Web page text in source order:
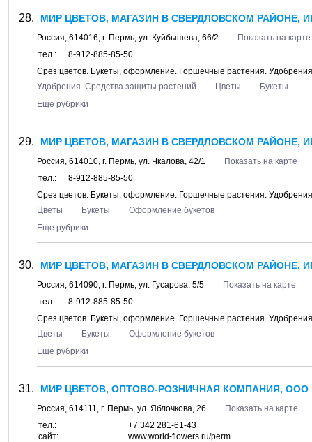
МИР ЦВЕТОВ, МАГАЗИН В СВЕРДЛОВСКОМ РАЙОНЕ,
Россия, 614016, г. Пермь, ул. Куйбышева, 66/2
Показать на карте
тел.:
8-912-885-85-50
Срез цветов. Букеты, оформление. Горшечные растения. Удобрения
Удобрения. Средства защиты растений
Цветы
Букеты
Еще рубрики
МИР ЦВЕТОВ, МАГАЗИН В СВЕРДЛОВСКОМ РАЙОНЕ,
Россия, 614010, г. Пермь, ул. Чкалова, 42/1
Показать на карте
тел.:
8-912-885-85-50
Срез цветов. Букеты, оформление. Горшечные растения. Удобрения
Цветы
Букеты
Оформление букетов
Еще рубрики
МИР ЦВЕТОВ, МАГАЗИН В СВЕРДЛОВСКОМ РАЙОНЕ,
Россия, 614090, г. Пермь, ул. Гусарова, 5/5
Показать на карте
тел.:
8-912-885-85-50
Срез цветов. Букеты, оформление. Горшечные растения. Удобрения
Цветы
Букеты
Оформление букетов
Еще рубрики
МИР ЦВЕТОВ, ОПТОВО-РОЗНИЧНАЯ КОМПАНИЯ, ООО
Россия, 614111, г. Пермь, ул. Яблочкова, 26
Показать на карте
тел.:
+7 342 281-61-43
сайт:
www.world-flowers.ru/perm